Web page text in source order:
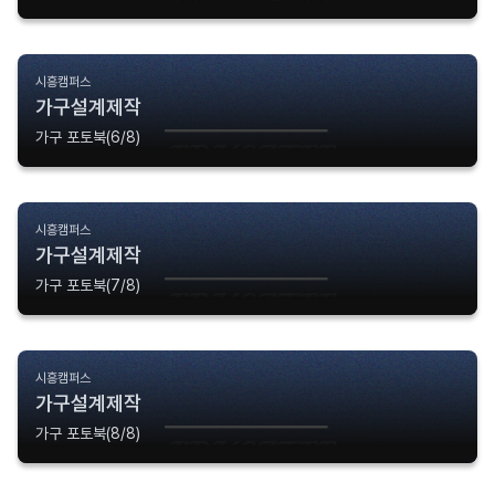
시흥캠퍼스
가구설계제작
가구 포토북(6/8)
시흥캠퍼스
가구설계제작
가구 포토북(7/8)
시흥캠퍼스
가구설계제작
가구 포토북(8/8)